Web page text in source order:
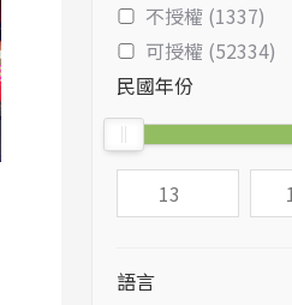
不授權 (1337)
可授權 (52334)
民國年份
語言